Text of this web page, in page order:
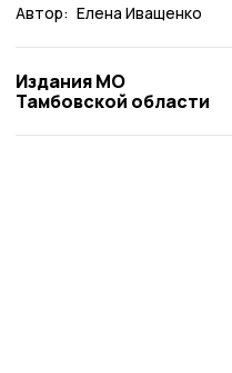
Автор: Елена Иващенко
Издания МО
Тамбовской области